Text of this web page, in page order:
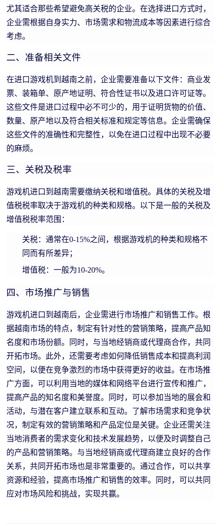
尤其适合那些希望避免高关税的企业。在选择进口方式时，
企业需根据自身实力、市场需求和物流成本等因素进行综合
考虑。
二、准备相关文件
在进口游戏机到越南之前，企业需要准备以下文件：商业发
票、装箱单、原产地证明、符合性证书以及进口许可证等。
这些文件是进口过程中必不可少的，用于证明货物的价值、
数量、原产地以及符合相关标准和规定等信息。企业需确保
这些文件的准确性和完整性，以免在进口过程中出现不必要
的麻烦。
三、关税及税率
游戏机进口到越南需要缴纳关税和增值税。具体的关税及增
值税税率取决于游戏机的种类和规格。以下是一般的关税及
增值税税率范围：
关税：通常在0-15%之间，根据游戏机的种类和规格不
同而有所差异；
增值税：一般为10-20%。
四、市场推广与销售
游戏机进口到越南后，企业需进行市场推广和销售工作。根
据越南市场的特点，制定有针对性的营销策略，提高产品知
名度和市场份额。同时，与当地经销商或代理商合作，共同
开拓市场。此外，还需要考虑如何降低销售成本和提高利润
空间，以便在竞争激烈的市场中获得更好的收益。在市场推
广方面，可以利用当地的媒体和网络平台进行宣传和推广，
提高产品的知名度和美誉度。同时，可以参加当地的展会和
活动，与潜在客户建立联系和互动。了解市场需求和竞争状
况，制定有效的营销策略和产品定位是关键。企业还需关注
当地消费者的需求变化和技术发展趋势，以便及时调整自己
的产品和营销策略。与当地经销商或代理商建立良好的合作
关系，共同开拓市场也是非常重要的。通过合作，可以共享
资源和经验，提高市场推广和销售的效率。同时，可以共同
应对市场风险和挑战，实现共赢。